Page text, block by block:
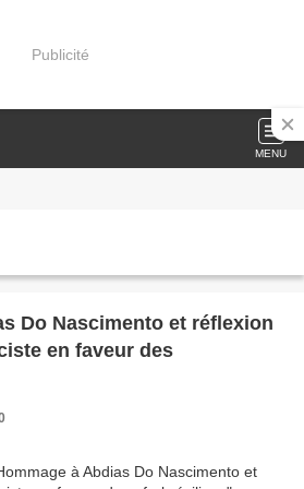
Publicité
MENU
Do Nascimento et réflexion
en faveur des